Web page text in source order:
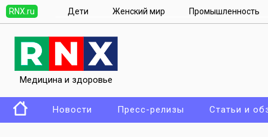
RNX.ru Дети Женский мир Промышленность
Медицина и здоровье
Новости Пресс-релизы Статьи и